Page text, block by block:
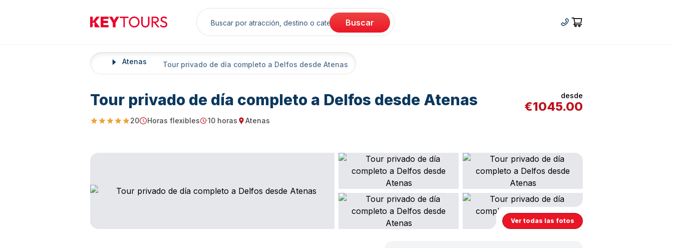
Keytours
Search Buscar +30 210 92 33 166
Cart
Home Atenas Tour privado de día completo a Delfos desde Atenas
Tour privado de día completo a Delfos desde Atenas
4.9
20
Starting Time
Horas flexibles
Duration
10 horas
Starting point
Atenas
desde
€1045.00
Ver todas las fotos